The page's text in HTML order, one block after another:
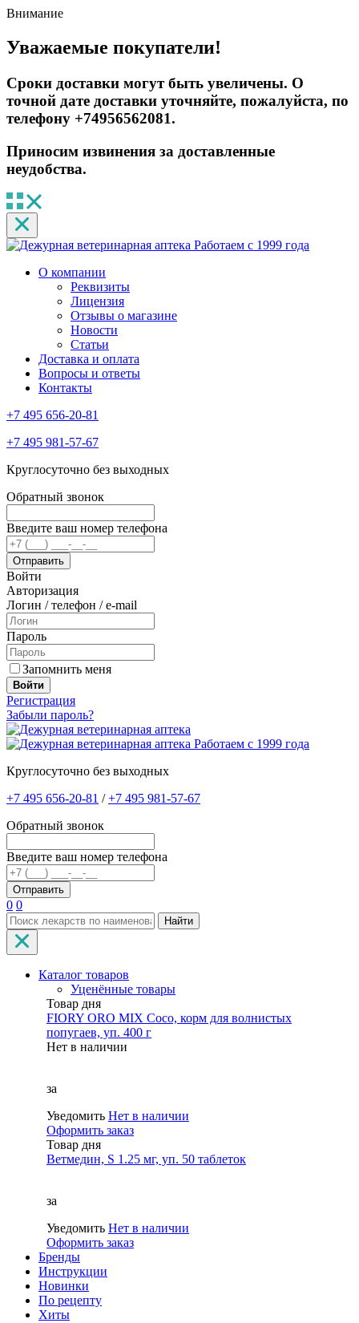
Внимание
Уважаемые покупатели!
Сроки доставки могут быть увеличены. О
точной дате доставки уточняйте, пожалуйста, по
телефону +74956562081.
Приносим извинения за доставленные
неудобства.
Работаем с 1999 года
О компании
Реквизиты
Лицензия
Отзывы о магазине
Новости
Статьи
Доставка и оплата
Вопросы и ответы
Контакты
+7 495 656-20-81
+7 495 981-57-67
Круглосуточно без выходных
Обратный звонок
Введите ваш номер телефона
Войти
Авторизация
Логин / телефон / e-mail
Пароль
Запомнить меня
Войти
Регистрация
Забыли пароль?
Работаем с 1999 года
Круглосуточно без выходных
+7 495 656-20-81 /+7 495 981-57-67
Обратный звонок
Введите ваш номер телефона
0 0
Найти
Каталог товаров
Уценённые товары
Товар дня
FIORY ORO MIX Coco, корм для волнистых
попугаев, уп. 400 г
Нет в наличии
за
Уведомить Нет в наличии
Оформить заказ
Товар дня
Ветмедин, S 1.25 мг, уп. 50 таблеток
за
Уведомить Нет в наличии
Оформить заказ
Бренды
Инструкции
Новинки
По рецепту
Хиты